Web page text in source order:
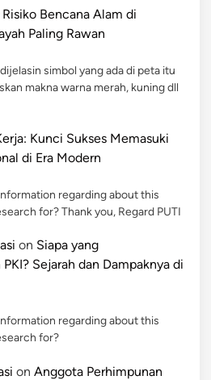
Risiko Bencana Alam di
Paling Rawan
simbol yang ada di peta itu
makna warna merah, kuning dll
Kunci Sukses Memasuki
di Era Modern
regarding about this
for? Thank you, Regard PUTI
on Siapa yang
Sejarah dan Dampaknya di
regarding about this
for?
on Anggota Perhimpunan